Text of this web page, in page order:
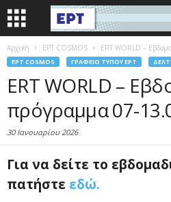
Αρχική EΡΤ COSMOS ERT WORLD –
EΡΤ COSMOS ΓΡΑΦΕΊΟ ΤΎΠΟΥ ΕΡΤ
ERT WORLD –
πρόγραμμα 07-
30 Ιανουαρίου 2026
Για να δείτε το
πατήστε εδώ.